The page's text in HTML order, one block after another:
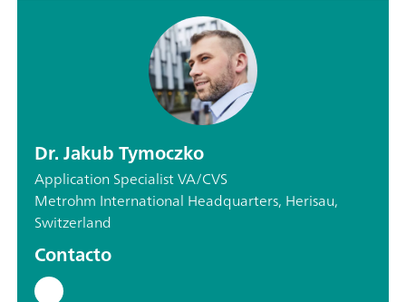
Dr. Jakub Tymoczko
Application Specialist VA/CVS
Metrohm International Headquarters, Herisau,
Switzerland
Contacto